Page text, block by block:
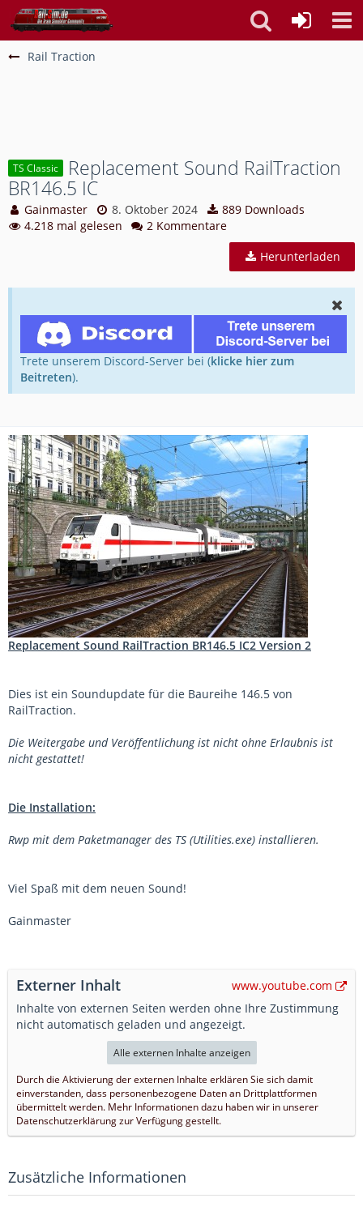
Rail Traction
TS Classic Replacement Sound RailTraction
BR146.5 IC
Gainmaster 8. Oktober 2024
889 Downloads
4.218 mal gelesen
2 Kommentare
Herunterladen
Trete unserem Discord-Server bei (klicke hier zum
Beitreten).
Replacement Sound RailTraction BR146.5 IC2 Version 2
Dies ist ein Soundupdate für die Baureihe 146.5 von
RailTraction.
Die Weitergabe und Veröffentlichung ist nicht ohne Erlaubnis ist
nicht gestattet!
Die Installation:
Rwp mit dem Paketmanager des TS (Utilities.exe) installieren.
Viel Spaß mit dem neuen Sound!
Gainmaster
Externer Inhalt
www.youtube.com
Inhalte von externen Seiten werden ohne Ihre Zustimmung
nicht automatisch geladen und angezeigt.
Alle externen Inhalte anzeigen
Durch die Aktivierung der externen Inhalte erklären Sie sich damit
einverstanden, dass personenbezogene Daten an Drittplattformen
übermittelt werden. Mehr Informationen dazu haben wir in unserer
Datenschutzerklärung zur Verfügung gestellt.
Zusätzliche Informationen